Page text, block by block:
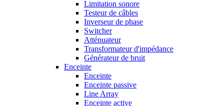
Limitation sonore
Testeur de câbles
Inverseur de phase
Switcher
Atténuateur
Transformateur d'impédance
Générateur de bruit
Enceinte
Enceinte
Enceinte passive
Line Array
Enceinte active